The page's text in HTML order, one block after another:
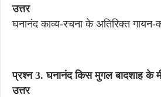
उत्तर
घनानंद काव्य-रचना के अतिरिक्त
प्रश्न 3. घनानंद किस मुगल बादशाह के
उत्तर